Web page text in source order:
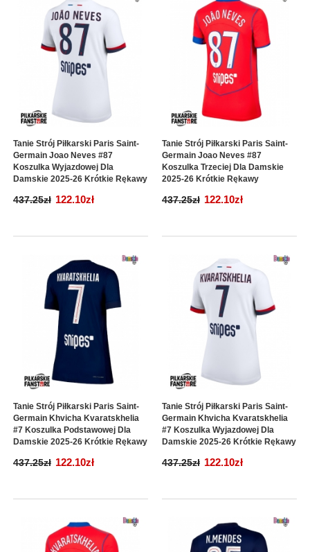
Tanie Strój Piłkarski Paris Saint-
Germain Joao Neves #87
Koszulka Wyjazdowej Dla
Damskie 2025-26 Krótkie Rękawy
437.25zł 122.10zł
Tanie Strój Piłkarski Paris Saint-
Germain Joao Neves #87
Koszulka Trzeciej Dla Damskie
2025-26 Krótkie Rękawy
437.25zł 122.10zł
Tanie Strój Piłkarski Paris Saint-
Germain Khvicha Kvaratskhelia
#7 Koszulka Podstawowej Dla
Damskie 2025-26 Krótkie Rękawy
437.25zł 122.10zł
Tanie Strój Piłkarski Paris Saint-
Germain Khvicha Kvaratskhelia
#7 Koszulka Wyjazdowej Dla
Damskie 2025-26 Krótkie Rękawy
437.25zł 122.10zł